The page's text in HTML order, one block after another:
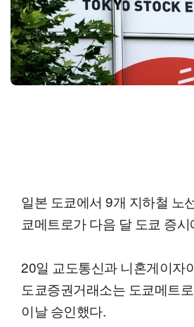
일본 도쿄에서 9개 지하철 노
쿄메트로가 다음 달 도쿄 증
20일 교도통신과 니혼게이자
도쿄증권거래소는 도쿄메트
이날 승인했다.